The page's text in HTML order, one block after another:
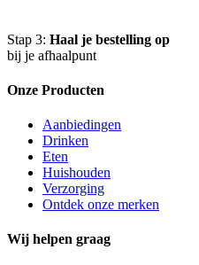
Stap 3: Haal je bestelling op
bij je afhaalpunt
Onze Producten
Aanbiedingen
Drinken
Eten
Huishouden
Verzorging
Ontdek onze merken
Wij helpen graag